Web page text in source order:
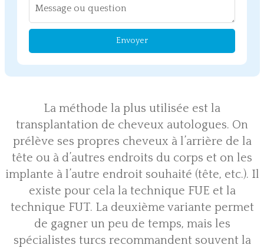
Envoyer
La méthode la plus utilisée est la
transplantation de cheveux autologues. On
prélève ses propres cheveux à l’arrière de la
tête ou à d’autres endroits du corps et on les
implante à l’autre endroit souhaité (tête, etc.). Il
existe pour cela la technique FUE et la
technique FUT. La deuxième variante permet
de gagner un peu de temps, mais les
spécialistes turcs recommandent souvent la